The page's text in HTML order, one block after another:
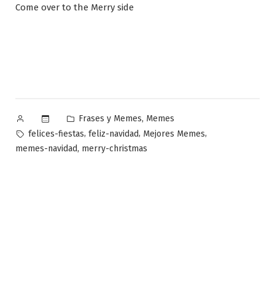
Come over to the Merry side
Publicado
por
Publicado
en
Frases y Memes, Memes
Etiquetas:
felices-fiestas, feliz-navidad, Mejores Memes,
memes-navidad, merry-christmas